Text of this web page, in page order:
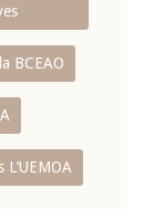
BCEAO